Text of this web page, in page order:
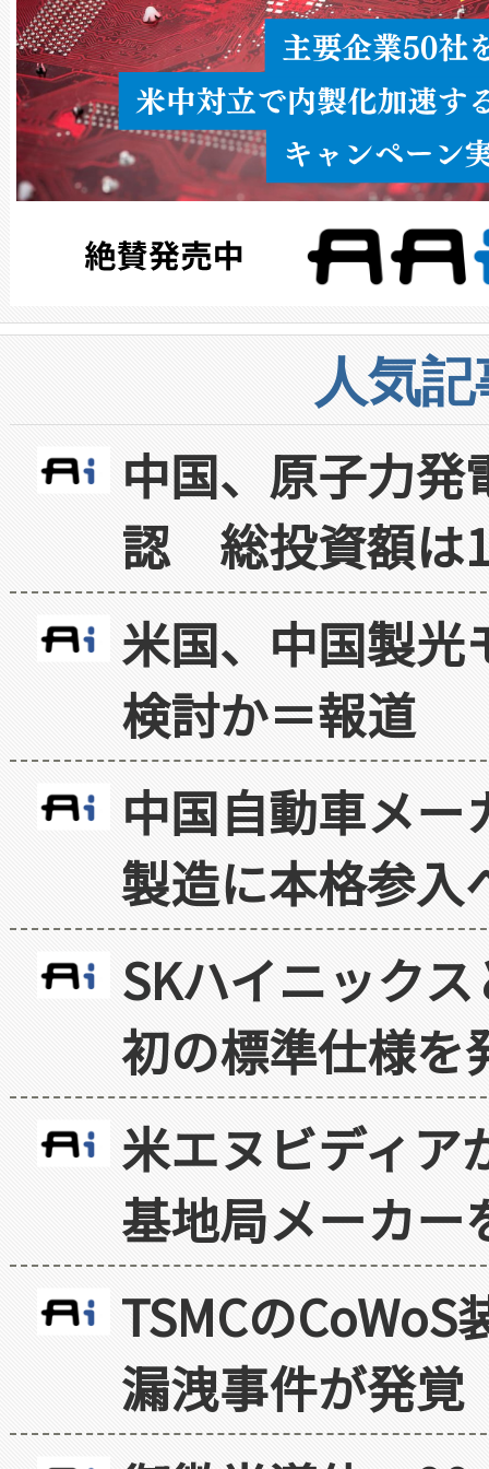
人気
中国、原子力
認 総投資額は
米国、中国製光
検討か＝報道
中国自動車メ
製造に本格参入
SKハイニック
初の標準仕様を
米エヌビディア
基地局メーカー
TSMCの
漏洩事件が発覚